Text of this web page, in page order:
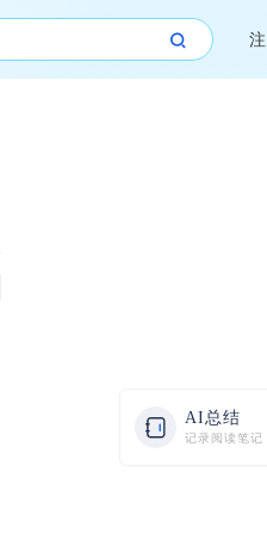
AI总结
记录阅读笔记